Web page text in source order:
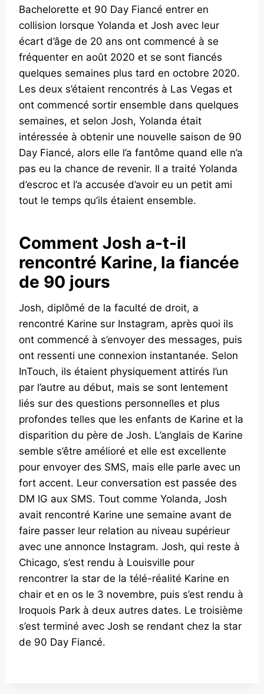
Bachelorette et 90 Day Fiancé entrer en
collision lorsque Yolanda et Josh avec leur
écart d’âge de 20 ans ont commencé à se
fréquenter en août 2020 et se sont fiancés
quelques semaines plus tard en octobre 2020.
Les deux s’étaient rencontrés à Las Vegas et
ont commencé sortir ensemble dans quelques
semaines, et selon Josh, Yolanda était
intéressée à obtenir une nouvelle saison de 90
Day Fiancé, alors elle l’a fantôme quand elle n’a
pas eu la chance de revenir. Il a traité Yolanda
d’escroc et l’a accusée d’avoir eu un petit ami
tout le temps qu’ils étaient ensemble.
Comment Josh a-t-il
rencontré Karine, la fiancée
de 90 jours
Josh, diplômé de la faculté de droit, a
rencontré Karine sur Instagram, après quoi ils
ont commencé à s’envoyer des messages, puis
ont ressenti une connexion instantanée. Selon
InTouch, ils étaient physiquement attirés l’un
par l’autre au début, mais se sont lentement
liés sur des questions personnelles et plus
profondes telles que les enfants de Karine et la
disparition du père de Josh. L’anglais de Karine
semble s’être amélioré et elle est excellente
pour envoyer des SMS, mais elle parle avec un
fort accent. Leur conversation est passée des
DM IG aux SMS. Tout comme Yolanda, Josh
avait rencontré Karine une semaine avant de
faire passer leur relation au niveau supérieur
avec une annonce Instagram. Josh, qui reste à
Chicago, s’est rendu à Louisville pour
rencontrer la star de la télé-réalité Karine en
chair et en os le 3 novembre, puis s’est rendu à
Iroquois Park à deux autres dates. Le troisième
s’est terminé avec Josh se rendant chez la star
de 90 Day Fiancé.